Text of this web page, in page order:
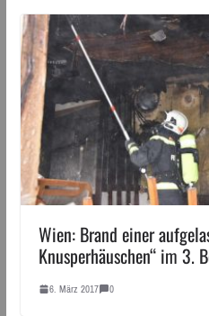
Wien: Brand einer
Knusperhäuschen“ im 3.
6. März 2017 0